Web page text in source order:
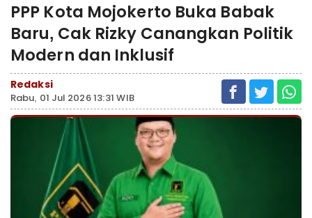
PPP Kota Mojokerto Buka Babak
Baru, Cak Rizky Canangkan Politik
Modern dan Inklusif
Redaksi
Rabu, 01 Jul 2026 13:31 WIB